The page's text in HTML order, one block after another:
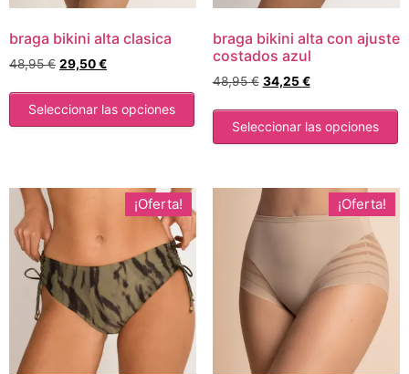
braga bikini alta clasica
48,95€ 29,50€
Seleccionar las opciones
braga bikini alta con ajuste
costados azul
48,95€ 34,25€
Seleccionar las opciones
¡Oferta! ¡Oferta!